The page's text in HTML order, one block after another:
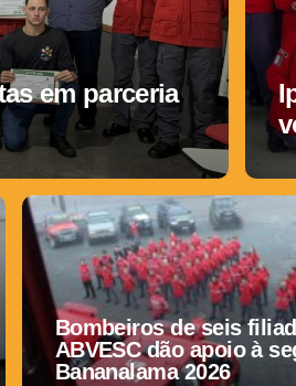
em parceria
Bombeiros de seis
ABVESC dão apoio à
Bananalama 2026